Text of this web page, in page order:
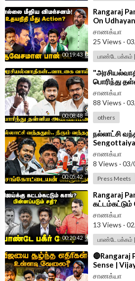
00:19:43
⁣Rangaraj
On
Trisha |
Tanjore
சாணக்யா
25 Views ·
பாண்டே பக்கம் |
00:08:48
பொரிந்து
The
சாணக்யா
88 Views ·
others
00:05:42
⁣நல்லாட்சி
TVK |
சாணக்யா
8 Views · 03/
Press Meets
00:20:42
⁣Rangaraj
கட்டம்கட்டும்
Shivakumar
சாணக்யா
13 Views ·
பாண்டே பக்கம் |
⁣🔴Rangaraj
Sense |
TVK | Cong
சாணக்யா